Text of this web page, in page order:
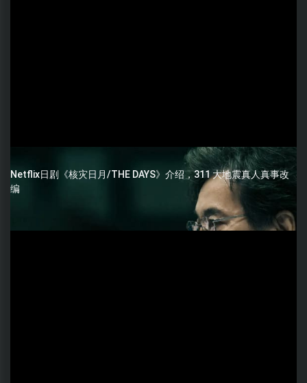
Netflix日剧《核灾日月/THE DAYS》介绍，311 大地震真人真事改
编